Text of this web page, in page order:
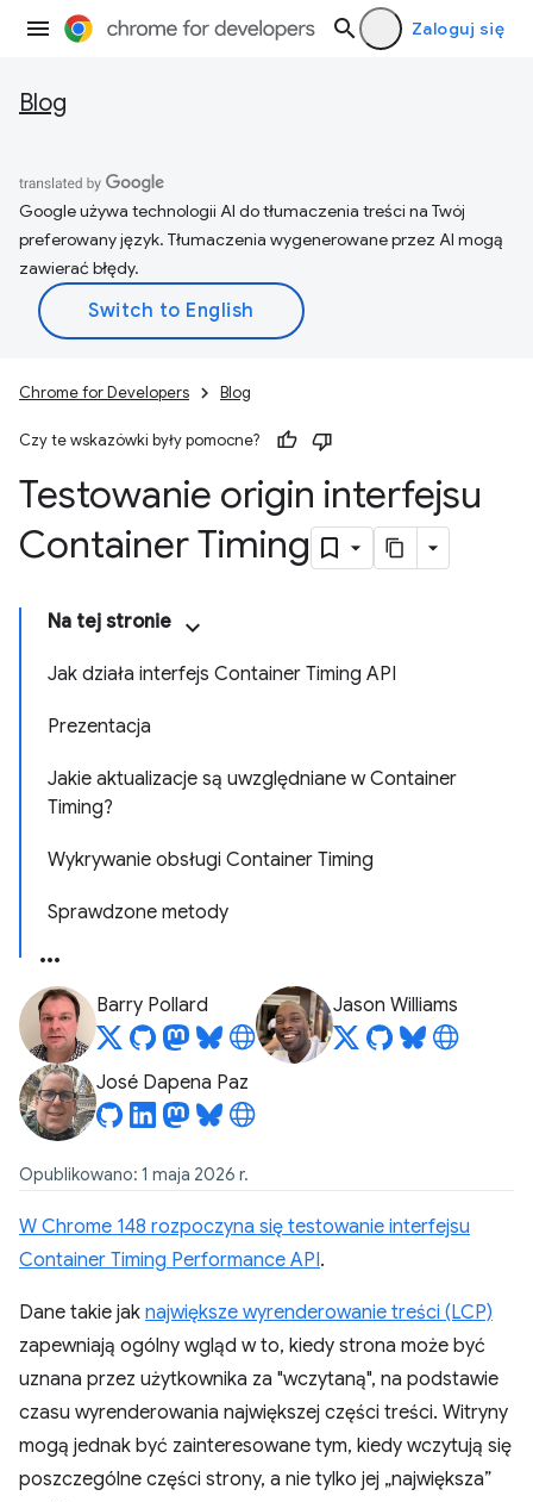
Zaloguj się
Blog
Google używa technologii AI do tłumaczenia treści na Twój
preferowany język. Tłumaczenia wygenerowane przez AI mogą
zawierać błędy.
Chrome for Developers Blog
Czy te wskazówki były pomocne?
Testowanie origin interfejsu
Container Timing
Na tej stronie
Jak działa interfejs Container Timing API
Prezentacja
Jakie aktualizacje są uwzględniane w Container
Timing?
Wykrywanie obsługi Container Timing
Sprawdzone metody
Barry Pollard Jason Williams
José Dapena Paz
Opublikowano: 1 maja 2026 r.
W Chrome 148 rozpoczyna się testowanie interfejsu
Container Timing Performance API.
Dane takie jak największe wyrenderowanie treści (LCP)
zapewniają ogólny wgląd w to, kiedy strona może być
uznana przez użytkownika za "wczytaną", na podstawie
czasu wyrenderowania największej części treści. Witryny
mogą jednak być zainteresowane tym, kiedy wczytują się
poszczególne części strony, a nie tylko jej „największa”